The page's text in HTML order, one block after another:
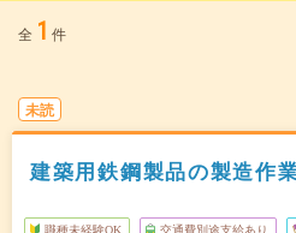
全 1 件
未読
建築用鉄鋼製品の製造作
職種未経験OK 交通費別途支給あり